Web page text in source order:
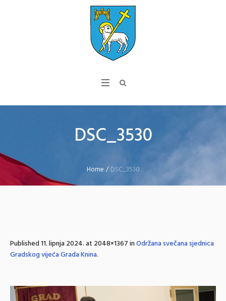
DSC_3530
Home /DSC_3530
Published11. lipnja 2024.at 2048×1367 inOdržana svečana sjednica
Gradskog vijeća Grada Knina.